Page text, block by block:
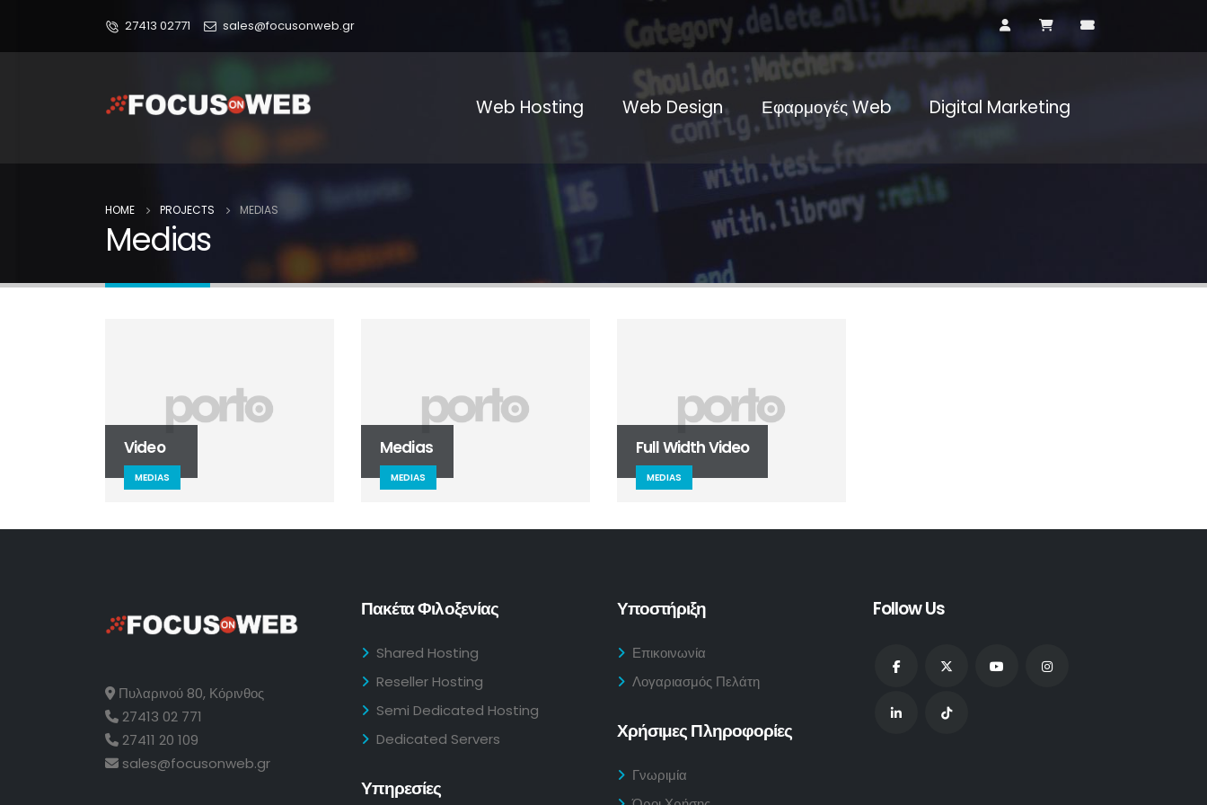
27413 02771 sales@focusonweb.gr
Web Hosting Web Design Εφαρμογές Web Digital Marketing
HOME PROJECTS MEDIAS
Medias
Video
MEDIAS
Medias
MEDIAS
Full Width Video
MEDIAS
Πυλαρινού 80, Κόρινθος
27413 02 771
27411 20 109
sales@focusonweb.gr
Πακέτα Φιλοξενίας
Shared Hosting
Reseller Hosting
Semi Dedicated Hosting
Dedicated Servers
Υπηρεσίες
Υποστήριξη
Επικοινωνία
Λογαριασμός Πελάτη
Χρήσιμες Πληροφορίες
Γνωριμία
Follow Us